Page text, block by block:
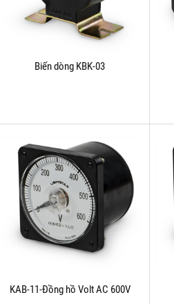
Biến dòng KBK-03
KAB-11-Đồng hồ Volt AC 600V